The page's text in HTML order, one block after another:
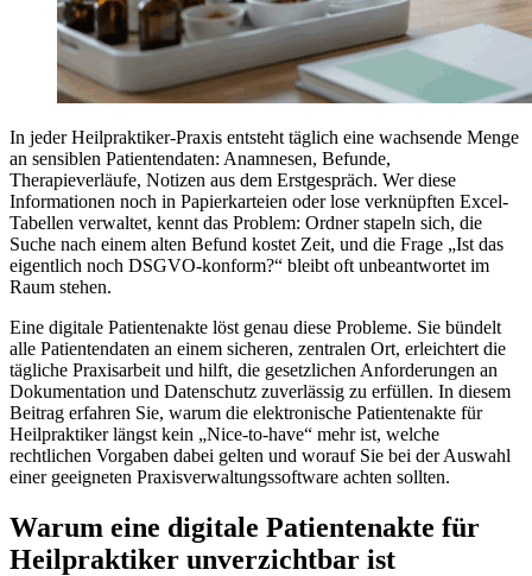
In jeder Heilpraktiker-Praxis entsteht täglich eine wachsende Menge
an sensiblen Patientendaten: Anamnesen, Befunde,
Therapieverläufe, Notizen aus dem Erstgespräch. Wer diese
Informationen noch in Papierkarteien oder lose verknüpften Excel-
Tabellen verwaltet, kennt das Problem: Ordner stapeln sich, die
Suche nach einem alten Befund kostet Zeit, und die Frage „Ist das
eigentlich noch DSGVO-konform?“ bleibt oft unbeantwortet im
Raum stehen.
Eine digitale Patientenakte löst genau diese Probleme. Sie bündelt
alle Patientendaten an einem sicheren, zentralen Ort, erleichtert die
tägliche Praxisarbeit und hilft, die gesetzlichen Anforderungen an
Dokumentation und Datenschutz zuverlässig zu erfüllen. In diesem
Beitrag erfahren Sie, warum die elektronische Patientenakte für
Heilpraktiker längst kein „Nice-to-have“ mehr ist, welche
rechtlichen Vorgaben dabei gelten und worauf Sie bei der Auswahl
einer geeigneten Praxisverwaltungssoftware achten sollten.
Warum eine digitale Patientenakte für
Heilpraktiker unverzichtbar ist